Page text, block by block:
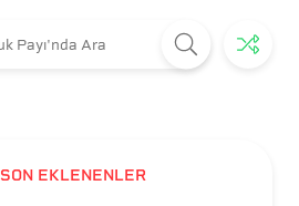
SON EKLENENLER